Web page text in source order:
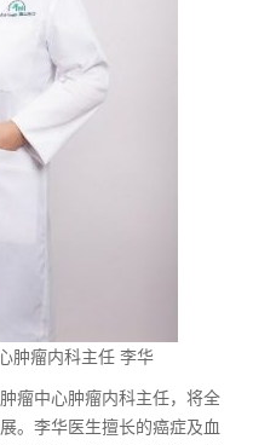
肿瘤内科主任 李华
瘤中心肿瘤内科主任，将全
。李华医生擅长的癌症及血